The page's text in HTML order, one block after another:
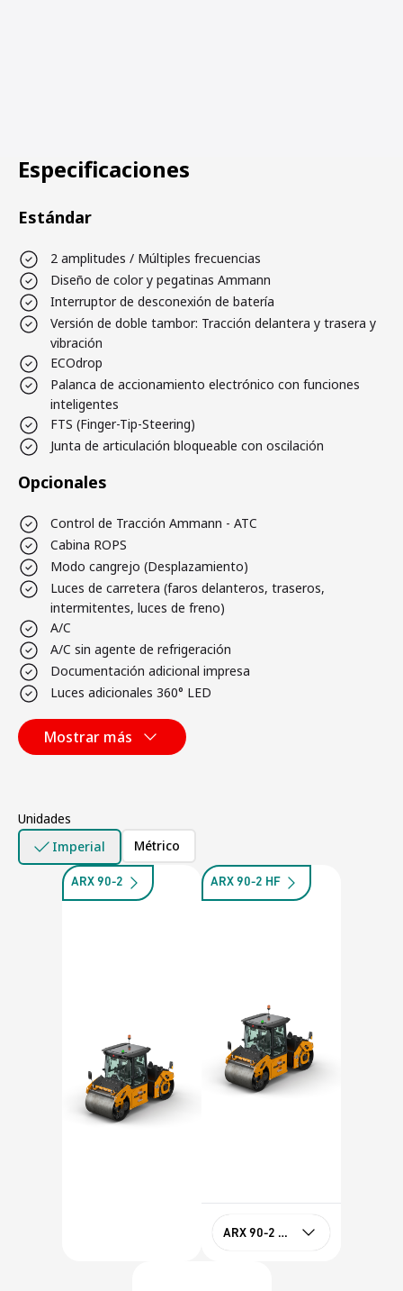
Especificaciones
Estándar
2 amplitudes / Múltiples frecuencias
Diseño de color y pegatinas Ammann
Interruptor de desconexión de batería
Versión de doble tambor: Tracción delantera y trasera y
vibración
ECOdrop
Palanca de accionamiento electrónico con funciones
inteligentes
FTS (Finger-Tip-Steering)
Junta de articulación bloqueable con oscilación
Opcionales
Control de Tracción Ammann - ATC
Cabina ROPS
Modo cangrejo (Desplazamiento)
Luces de carretera (faros delanteros, traseros,
intermitentes, luces de freno)
A/C
A/C sin agente de refrigeración
Documentación adicional impresa
Luces adicionales 360° LED
Mostrar más
Unidades
Imperial
Métrico
ARX 90-2 ARX 90-2 HF
ARX 90-2 HF Tier 4f